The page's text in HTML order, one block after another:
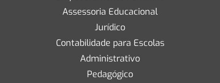
Assessoria Educacional
Jurídico
Contabilidade para Escolas
Administrativo
Pedagógico